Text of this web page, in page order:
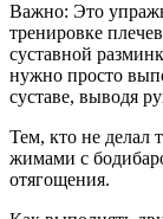
Важно: Это
тренировке
суставной
нужно просто
суставе, выводя
Тем, кто не делал
жимами с
отягощения.